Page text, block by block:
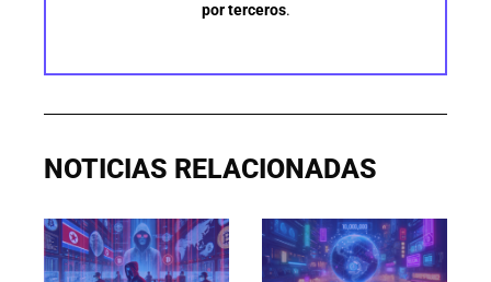
por terceros.
NOTICIAS RELACIONADAS